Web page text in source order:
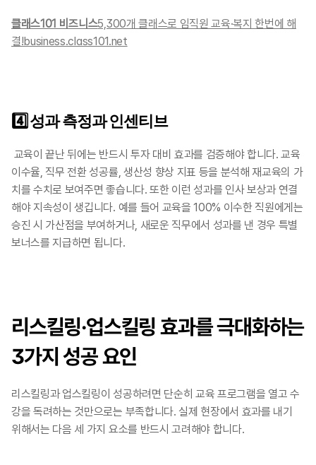
클래스101 비즈니스5,300개 클래스로 임직원 교육·복지 한번에 해
결!business.class101.net
4️⃣ 성과 측정과 인센티브
교육이 끝난 뒤에는 반드시 투자 대비 효과를 검증해야 합니다. 교육
이수율, 직무 전환 성공률, 생산성 향상 지표 등을 분석해 재교육의 가
치를 수치로 보여주면 좋습니다. 또한 이런 성과를 인사 보상과 연결
해야 지속성이 생깁니다. 예를 들어 교육을 100% 이수한 직원에게는
승진 시 가산점을 부여하거나, 새로운 직무에서 성과를 낸 경우 특별
보너스를 지급하면 됩니다. ​​​
리스킬링·업스킬링 효과를 극대화하는
3가지 성공 요인
리스킬링과 업스킬링이 성공하려면 단순히 교육 프로그램을 열고 수
강을 독려하는 것만으로는 부족합니다. 실제 현장에서 효과를 내기
위해서는 다음 세 가지 요소를 반드시 고려해야 합니다.